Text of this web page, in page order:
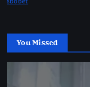
You Missed